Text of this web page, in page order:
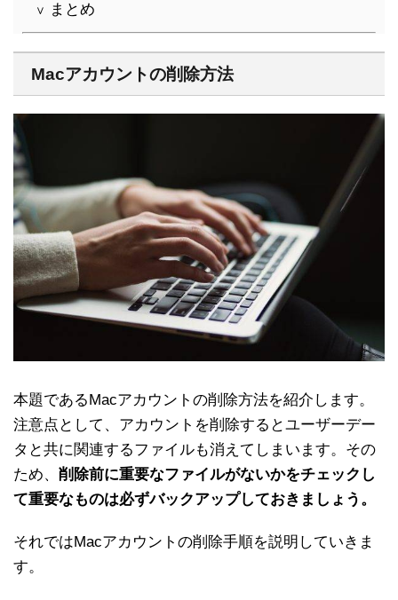
∨ まとめ
Macアカウントの削除方法
本題であるMacアカウントの削除方法を紹介します。
注意点として、アカウントを削除するとユーザーデー
タと共に関連するファイルも消えてしまいます。その
ため、 削除前に重要なファイルがないかをチェックし
て重要なものは必ずバックアップしておきましょう。
それではMacアカウントの削除手順を説明していきま
す。